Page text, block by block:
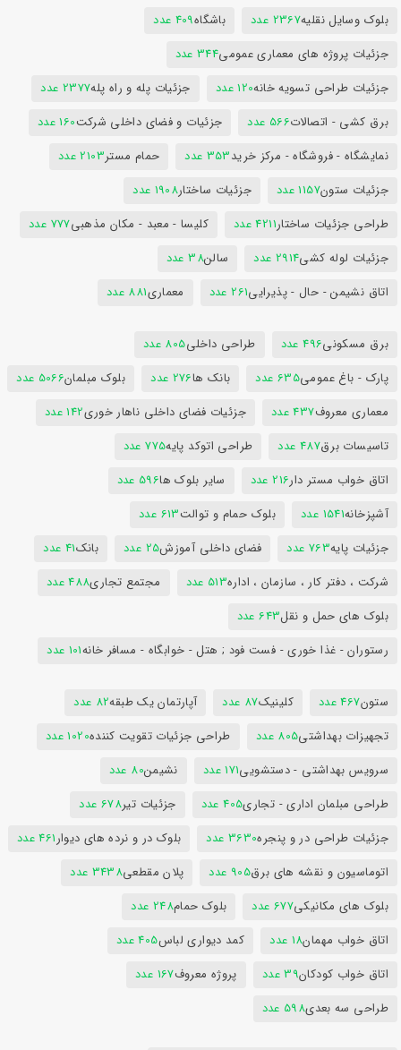
بلوک وسایل نقلیه2367 عدد باشگاه409 عدد
جزئیات پروژه های معماری عمومی344 عدد
جزئیات طراحی تسویه خانه120 عدد جزئیات پله و راه پله2377 عدد
برق کشی - اتصالات566 عدد جزئیات و فضای داخلی شرکت160 عدد
نمایشگاه - فروشگاه - مرکز خرید353 عدد حمام مستر2103 عدد
جزئیات ستون1157 عدد جزئیات ساختار1908 عدد
طراحی جزئیات ساختار4211 عدد کلیسا - معبد - مکان مذهبی777 عدد
جزئیات لوله کشی2914 عدد سالن38 عدد
اتاق نشیمن - حال - پذیرایی261 عدد معماری881 عدد
برق مسکونی496 عدد طراحی داخلی805 عدد
پارک - باغ عمومی635 عدد بانک ها276 عدد بلوک مبلمان5066 عدد
معماری معروف437 عدد جزئیات فضای داخلی ناهار خوری142 عدد
تاسیسات برق487 عدد طراحی اتوکد پایه775 عدد
اتاق خواب مستر دار216 عدد سایر بلوک ها596 عدد
آشپزخانه1541 عدد بلوک حمام و توالت613 عدد
جزئیات پایه763 عدد فضای داخلی آموزش25 عدد بانک41 عدد
شرکت ، دفتر کار ، سازمان ، اداره513 عدد مجتمع تجاری488 عدد
بلوک های حمل و نقل643 عدد
رستوران - غذا خوری - فست فود ; هتل - خوابگاه - مسافر خانه101 عدد
ستون467 عدد کلینیک87 عدد آپارتمان یک طبقه82 عدد
تجهیزات بهداشتی805 عدد طراحی جزئیات تقویت کننده1020 عدد
سرویس بهداشتی - دستشویی171 عدد نشیمن80 عدد
طراحی مبلمان اداری - تجاری405 عدد جزئیات تیر678 عدد
جزئیات طراحی در و پنجره3630 عدد بلوک در و نرده های دیوار461 عدد
اتوماسیون و نقشه های برق905 عدد پلان مقطعی3438 عدد
بلوک های مکانیکی677 عدد بلوک حمام248 عدد
اتاق خواب مهمان18 عدد کمد دیواری لباس405 عدد
اتاق خواب کودکان39 عدد پروژه معروف167 عدد
طراحی سه بعدی598 عدد